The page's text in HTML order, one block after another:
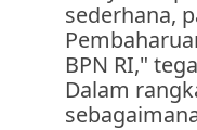
sederhana,
BPN RI,"
Dalam